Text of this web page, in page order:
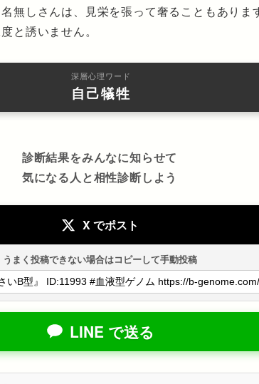
無しさんは、見栄を張って奢ることもあり
と誘いません。
深層心理ワード
自己犠牲
診断結果をみんなに知らせて
気になる人と相性診断しよう
X でポスト
うまく投稿できない場合はコピーして手動投稿
LINE で送る